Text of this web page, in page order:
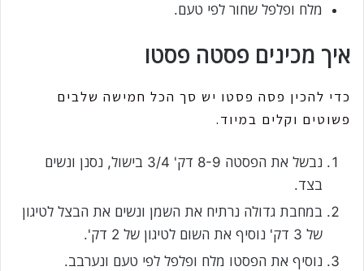
מלח ופלפל שחור לפי טעם.
איך מכינים פסטה פסטו
כדי להכין פסה פסטו יש סך הכל חמישה שלבים
פשוטים וקלים במיוד.
נבשל את הפסטה 8-9 דק' 3/4 בישול, נסנן ונשים
בצד.
במחבת גדולה נרתיח את השמן ונשים את הבצל לטיגון
של 3 דק' נוסיף את השום לטיגון של 2 דק'.
נוסיף את הפסטו מלח ופלפל לפי טעם ונערבב.